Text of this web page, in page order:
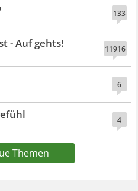
133
11916
- Auf gehts!
6
4
Themen